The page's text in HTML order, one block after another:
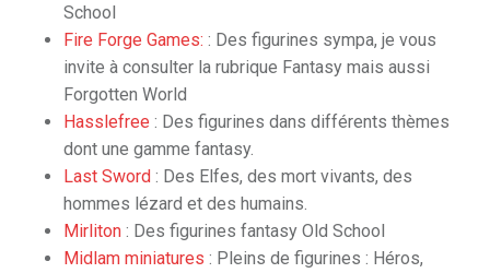
School
Fire Forge Games: : Des figurines sympa, je vous
invite à consulter la rubrique Fantasy mais aussi
Forgotten World
Hasslefree : Des figurines dans différents thèmes
dont une gamme fantasy.
Last Sword: Des Elfes, des mort vivants, des
hommes lézard et des humains.
Mirliton: Des figurines fantasy Old School
Midlam miniatures : Pleins de figurines : Héros,